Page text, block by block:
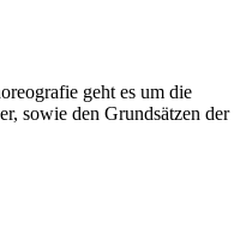
geht es um die
sowie den Grundsätzen der